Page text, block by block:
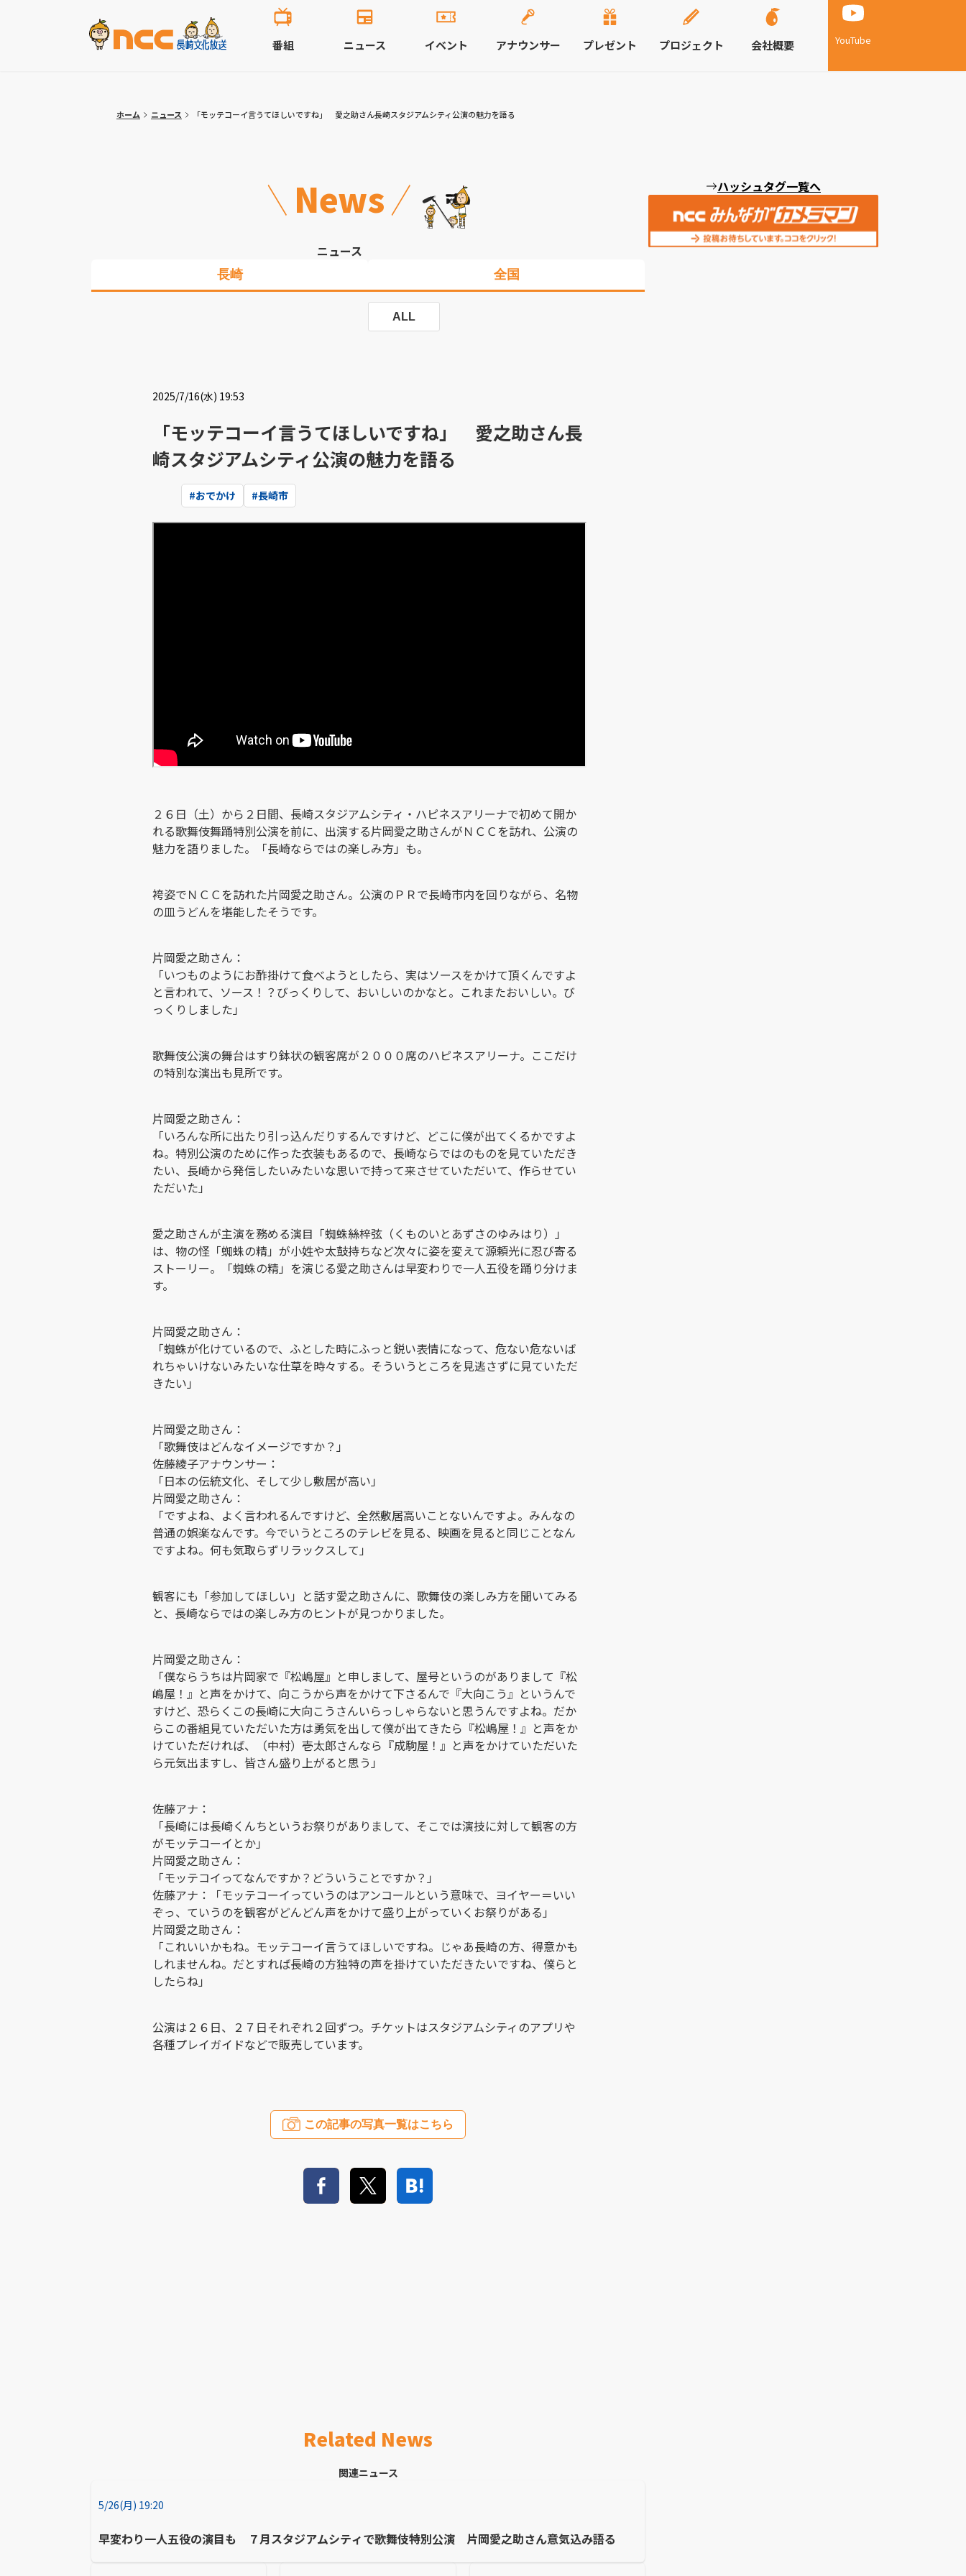
YouTube
番組 ニュース イベント アナウンサー プレゼント プロジェクト 会社概要
ホーム ニュース 「モッテコーイ言うてほしいですね」 愛之助さん長崎スタジアムシティ公演の魅力を語る
News
ニュース
長崎 全国
ALL
2025/7/16(水) 19:53
「モッテコーイ言うてほしいですね」 愛之助さん長
崎スタジアムシティ公演の魅力を語る
#おでかけ #長崎市
２６日（土）から２日間、長崎スタジアムシティ・ハピネスアリーナで初めて開か
れる歌舞伎舞踊特別公演を前に、出演する片岡愛之助さんがＮＣＣを訪れ、公演の
魅力を語りました。「長崎ならではの楽しみ方」も。
袴姿でＮＣＣを訪れた片岡愛之助さん。公演のＰＲで長崎市内を回りながら、名物
の皿うどんを堪能したそうです。
片岡愛之助さん：
「いつものようにお酢掛けて食べようとしたら、実はソースをかけて頂くんですよ
と言われて、ソース！？びっくりして、おいしいのかなと。これまたおいしい。び
っくりしました」
歌舞伎公演の舞台はすり鉢状の観客席が２０００席のハピネスアリーナ。ここだけ
の特別な演出も見所です。
片岡愛之助さん：
「いろんな所に出たり引っ込んだりするんですけど、どこに僕が出てくるかですよ
ね。特別公演のために作った衣装もあるので、長崎ならではのものを見ていただき
たい、長崎から発信したいみたいな思いで持って来させていただいて、作らせてい
ただいた」
愛之助さんが主演を務める演目「蜘蛛絲梓弦（くものいとあずさのゆみはり）」
は、物の怪「蜘蛛の精」が小姓や太鼓持ちなど次々に姿を変えて源頼光に忍び寄る
ストーリー。「蜘蛛の精」を演じる愛之助さんは早変わりで一人五役を踊り分けま
す。
片岡愛之助さん：
「蜘蛛が化けているので、ふとした時にふっと鋭い表情になって、危ない危ないば
れちゃいけないみたいな仕草を時々する。そういうところを見逃さずに見ていただ
きたい」
片岡愛之助さん：
「歌舞伎はどんなイメージですか？」
佐藤綾子アナウンサー：
「日本の伝統文化、そして少し敷居が高い」
片岡愛之助さん：
「ですよね、よく言われるんですけど、全然敷居高いことないんですよ。みんなの
普通の娯楽なんです。今でいうところのテレビを見る、映画を見ると同じことなん
ですよね。何も気取らずリラックスして」
観客にも「参加してほしい」と話す愛之助さんに、歌舞伎の楽しみ方を聞いてみる
と、長崎ならではの楽しみ方のヒントが見つかりました。
片岡愛之助さん：
「僕ならうちは片岡家で『松嶋屋』と申しまして、屋号というのがありまして『松
嶋屋！』と声をかけて、向こうから声をかけて下さるんで『大向こう』というんで
すけど、恐らくこの長崎に大向こうさんいらっしゃらないと思うんですよね。だか
らこの番組見ていただいた方は勇気を出して僕が出てきたら『松嶋屋！』と声をか
けていただければ、（中村）壱太郎さんなら『成駒屋！』と声をかけていただいた
ら元気出ますし、皆さん盛り上がると思う」
佐藤アナ：
「長崎には長崎くんちというお祭りがありまして、そこでは演技に対して観客の方
がモッテコーイとか」
片岡愛之助さん：
「モッテコイってなんですか？どういうことですか？」
佐藤アナ：「モッテコーイっていうのはアンコールという意味で、ヨイヤー＝いい
ぞっ、ていうのを観客がどんどん声をかけて盛り上がっていくお祭りがある」
片岡愛之助さん：
「これいいかもね。モッテコーイ言うてほしいですね。じゃあ長崎の方、得意かも
しれませんね。だとすれば長崎の方独特の声を掛けていただきたいですね、僕らと
したらね」
公演は２６日、２７日それぞれ２回ずつ。チケットはスタジアムシティのアプリや
各種プレイガイドなどで販売しています。
この記事の写真一覧はこちら
Related News
関連ニュース
5/26(月) 19:20
早変わり一人五役の演目も ７月スタジアムシティで歌舞伎特別公演 片岡愛之助さん意気込み語る
ハッシュタグ一覧へ